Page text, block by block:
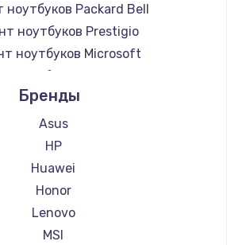
ноутбуков Packard Bell
ноутбуков Prestigio
ноутбуков Microsoft
ноутбуков Alienware
ноутбуков Aquarius
ноутбуков Gigabyte
ноутбуков Aorus
ноутбуков Maibenben
ноутбуков Getac
ноутбуков Epson
ноутбуков Philips
Бренды
Asus
HP
Huawei
Honor
Lenovo
MSI